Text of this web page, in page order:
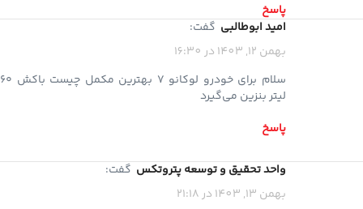
پاسخ
امید ابوطالبی گفت:
بهمن 12, 1403 در 16:30
سلام برای خودرو لوکانو ۷ بهترین مکمل‌ چیست باکش ۶۰
لیتر بنزین می‌گیرد
پاسخ
واحد تحقیق و توسعه پتروتکس گفت:
بهمن 13, 1403 در 21:18